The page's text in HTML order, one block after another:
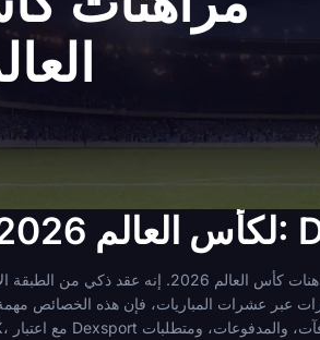
العالم
عبر عشرات المباريات، فإن هذه الخصائص